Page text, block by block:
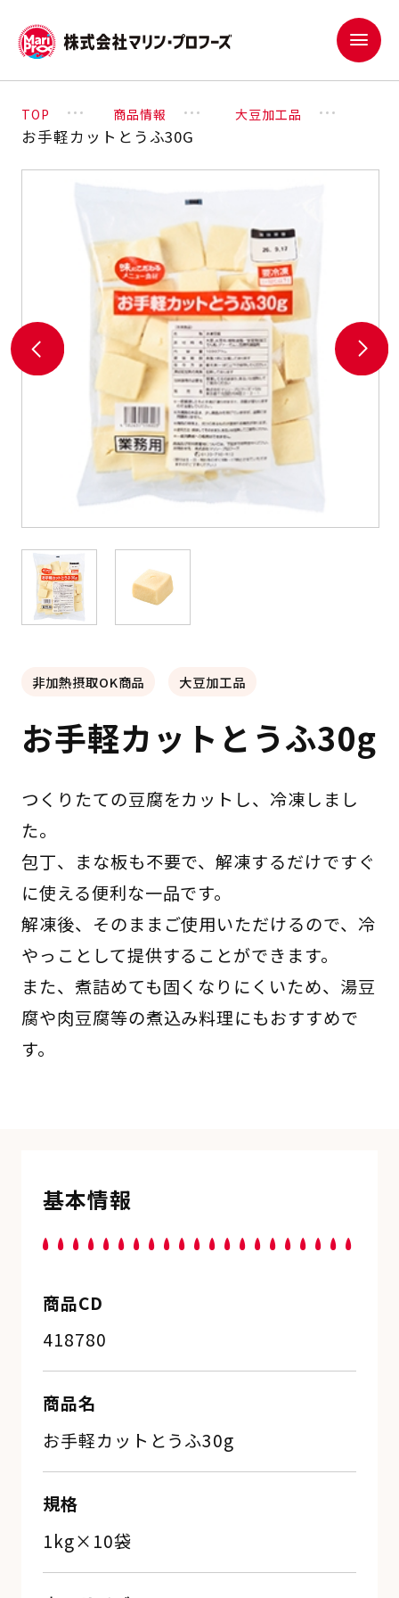
TOP 商品情報 大豆加工品
お手軽カットとうふ30G
非加熱摂取OK商品 大豆加工品
お手軽カットとうふ30g
つくりたての豆腐をカットし、冷凍しまし
た。
包丁、まな板も不要で、解凍するだけですぐ
に使える便利な一品です。
解凍後、そのままご使用いただけるので、冷
やっことして提供することができます。
また、煮詰めても固くなりにくいため、湯豆
腐や肉豆腐等の煮込み料理にもおすすめで
す。
基本情報
商品CD
418780
商品名
お手軽カットとうふ30g
規格
1kg×10袋